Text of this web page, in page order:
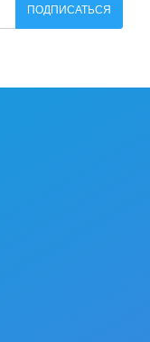
ПОДПИСАТЬСЯ